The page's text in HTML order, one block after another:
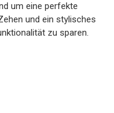
um eine perfekte
und ein stylisches
zu sparen.